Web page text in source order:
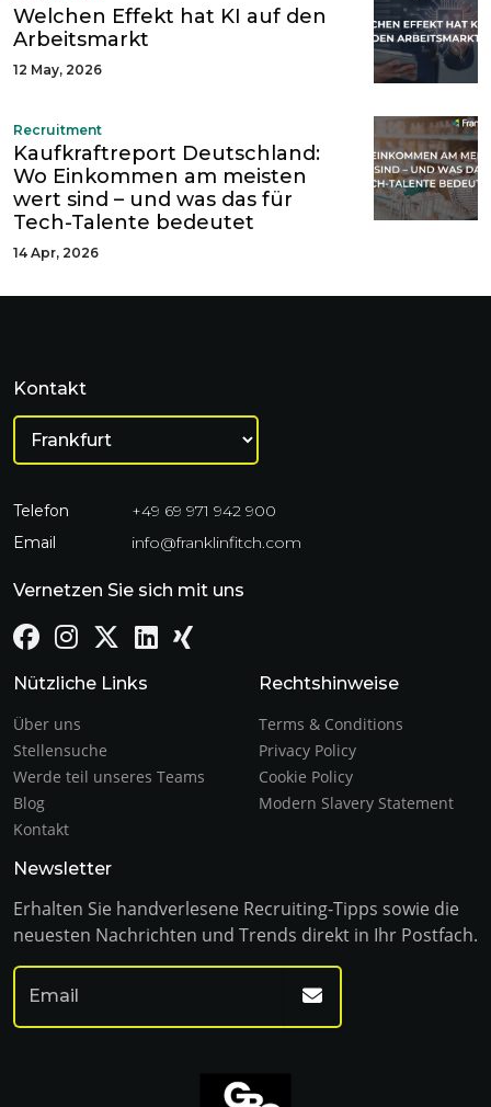
Welchen Effekt hat KI auf den
Arbeitsmarkt
12 May, 2026
Recruitment
Kaufkraftreport Deutschland:
Wo Einkommen am meisten
wert sind – und was das für
Tech-Talente bedeutet
14 Apr, 2026
Kontakt
Telefon
+49 69 971 942 900
Email
info@franklinfitch.com
Vernetzen Sie sich mit uns
Nützliche Links
Über uns
Stellensuche
Werde teil unseres Teams
Blog
Kontakt
Rechtshinweise
Terms & Conditions
Privacy Policy
Cookie Policy
Modern Slavery Statement
Newsletter
Erhalten Sie handverlesene Recruiting-Tipps sowie die
neuesten Nachrichten und Trends direkt in Ihr Postfach.